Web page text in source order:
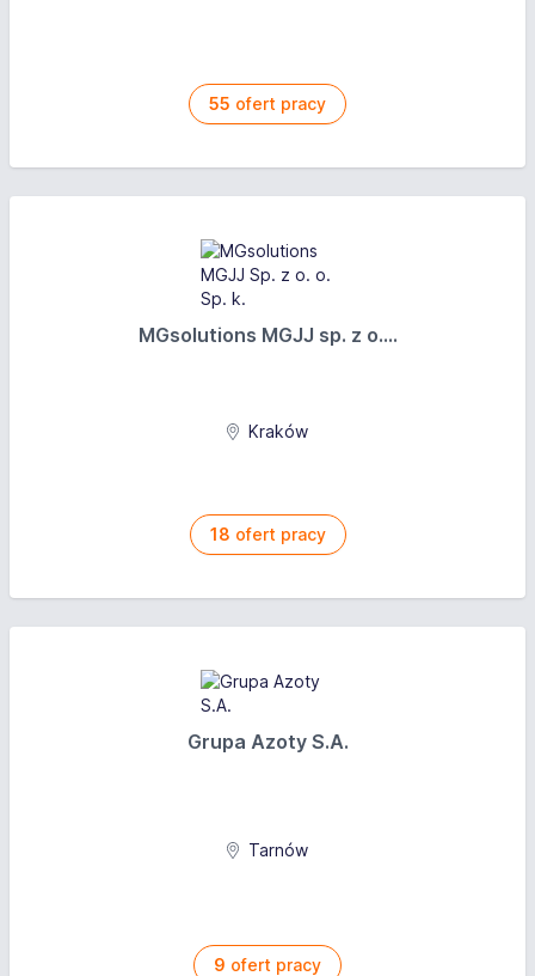
55 ofert pracy
MGsolutions MGJJ sp. z o....
Kraków
18 ofert pracy
Grupa Azoty S.A.
Tarnów
9 ofert pracy